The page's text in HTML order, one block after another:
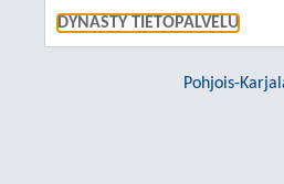
DYNASTY TIETOPALVELU
Pohjois-